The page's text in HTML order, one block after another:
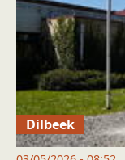
Dilbeek